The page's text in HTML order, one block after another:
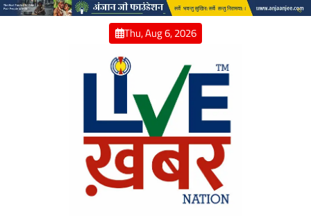
Skip
Thu, Aug 6, 2026